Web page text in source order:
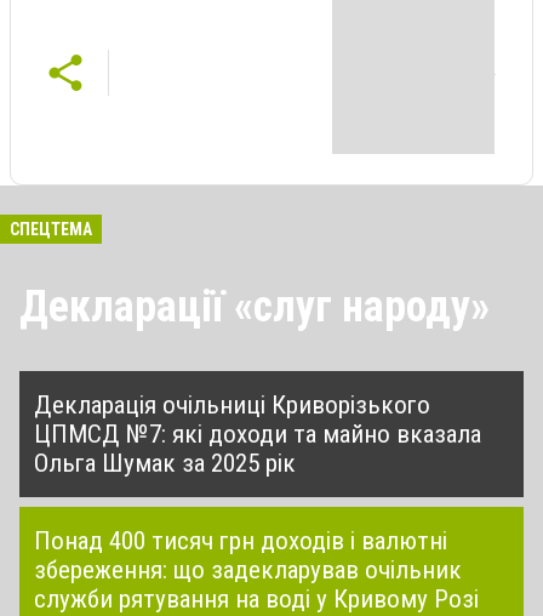
СПЕЦТЕМА
Декларації «слуг народу»
Декларація очільниці Криворізького
ЦПМСД №7: які доходи та майно вказала
Ольга Шумак за 2025 рік
Понад 400 тисяч грн доходів і валютні
збереження: що задекларував очільник
служби рятування на воді у Кривому Розі